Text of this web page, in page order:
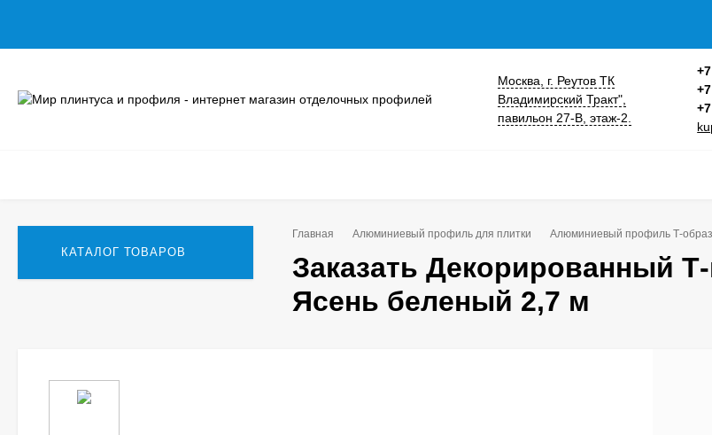
Москва, г. Реутов ТК
Владимирский Тракт",
павильон 27-В, этаж-2.
КАТАЛОГ ТОВАРОВ
Главная Алюминиевый профиль для плитки Алюминиевый профиль Т-
Заказать Декорированный
Ясень беленый 2,7 м